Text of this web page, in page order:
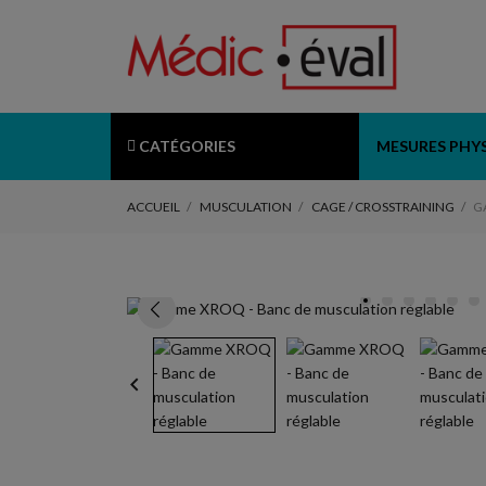
CATÉGORIES MESURES
ACCUEIL MUSCULATION CAGE / CROSSTRAINING
keyboard_arrow_left